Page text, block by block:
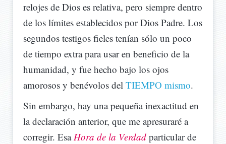
relojes de Dios es relativa, pero siempre dentro
de los límites establecidos por Dios Padre. Los
segundos testigos fieles tenían sólo un poco
de tiempo extra para usar en beneficio de la
humanidad, y fue hecho bajo los ojos
amorosos y benévolos del TIEMPO mismo.
Sin embargo, hay una pequeña inexactitud en
la declaración anterior, que me apresuraré a
corregir. EsaHora de la Verdad particular de